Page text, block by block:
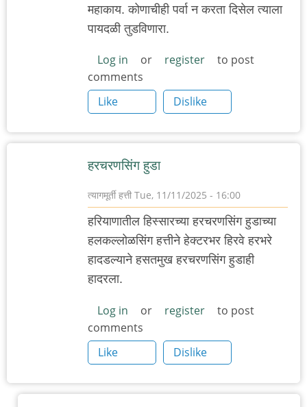
महाकाय. कोणाचीही पर्वा न करता दिसेल त्याला
पायदळी तुडविणारा.
Log in or register
to post
comments
Like
Dislike
हरचरणसिंग हुडा
त्यागमूर्ती हत्ती Tue, 11/11/2025 - 16:00
हरियाणातील हिस्सारच्या हरचरणसिंग हुडाच्या
हलकल्लोळसिंग हत्तीने हेक्टरभर हिरवे हरभरे
हादडल्याने हसतमुख हरचरणसिंग हुडाही
हादरला.
Log in or register
to post
comments
Like
Dislike